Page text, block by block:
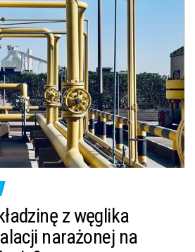
z węglika
narażonej na